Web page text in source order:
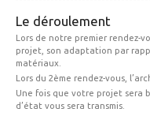
Le déroulement
Lors de notre premier rendez-
projet, son adaptation par
matériaux.
Lors du 2ème rendez-vous,
Une fois que votre projet sera
d’état vous sera transmis.